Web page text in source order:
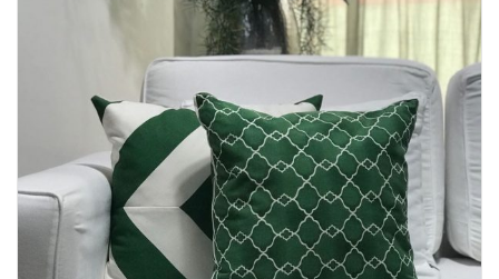
Lost Password
Cadastrar Conta